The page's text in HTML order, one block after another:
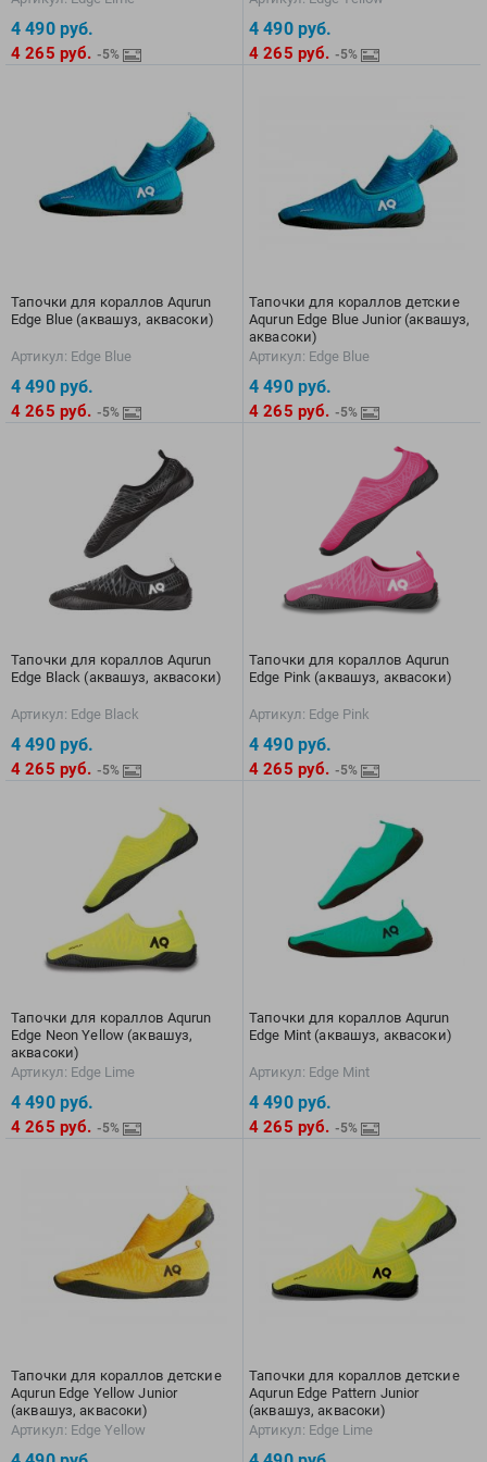
EMDI
Epson
Lite Weights
Luvali
Mambobaby
Maru
Medaller
MGB
Michael Phelps
Mizuno
Morevna
Nutrend
Oness Sport
Original FitTools
Paterra
Puma
Roxy-Kids
Sailfish
Salomon
Saucony
SiS
Strechcordz
Suunto
Swimovate
Tanita
Tekmar
Under Armour
Waboba
Winart
Yingfa
ZOGGS
Журнал "Плавание"
Издательство "Sport"
Издательство «Swimbook»
Издательство «Тулома»
Спортивный Элемент
4 490 руб.
4 265 руб. -5%
4 490 руб.
4 265 руб. -5%
Тапочки для кораллов Aqurun
Edge Blue (аквашуз, аквасоки)
Артикул: Edge Blue
4 490 руб.
4 265 руб. -5%
Тапочки для кораллов детские
Aqurun Edge Blue Junior (аквашуз,
аквасоки)
Артикул: Edge Blue
4 490 руб.
4 265 руб. -5%
Тапочки для кораллов Aqurun
Edge Black (аквашуз, аквасоки)
Артикул: Edge Black
4 490 руб.
4 265 руб. -5%
Тапочки для кораллов Aqurun
Edge Pink (аквашуз, аквасоки)
Артикул: Edge Pink
4 490 руб.
4 265 руб. -5%
Тапочки для кораллов Aqurun
Edge Neon Yellow (аквашуз,
аквасоки)
Артикул: Edge Lime
4 490 руб.
4 265 руб. -5%
Тапочки для кораллов Aqurun
Edge Mint (аквашуз, аквасоки)
Артикул: Edge Mint
4 490 руб.
4 265 руб. -5%
Тапочки для кораллов детские
Aqurun Edge Yellow Junior
(аквашуз, аквасоки)
Артикул: Edge Yellow
Тапочки для кораллов детские
Aqurun Edge Pattern Junior
(аквашуз, аквасоки)
Артикул: Edge Lime